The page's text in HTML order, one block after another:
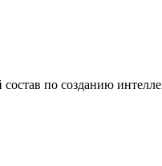
по созданию